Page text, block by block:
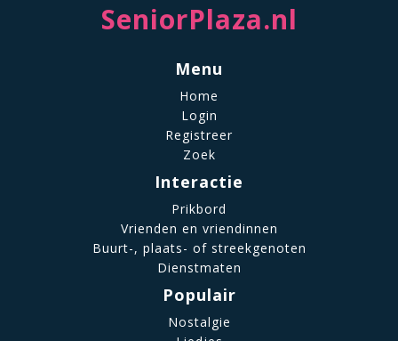
SeniorPlaza.nl
Menu
Home
Login
Registreer
Zoek
Interactie
Prikbord
Vrienden en vriendinnen
Buurt-, plaats- of streekgenoten
Dienstmaten
Populair
Nostalgie